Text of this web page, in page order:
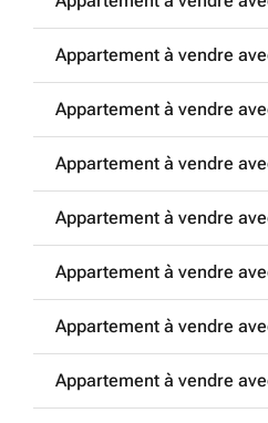
Appartement à vendre
Appartement à vendre
Appartement à vendre